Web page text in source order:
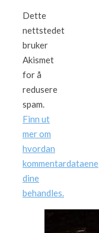
Dette
nettstedet
bruker
Akismet
for å
redusere
spam.
Finn ut
mer om
hvordan
kommentardataene
dine
behandles.